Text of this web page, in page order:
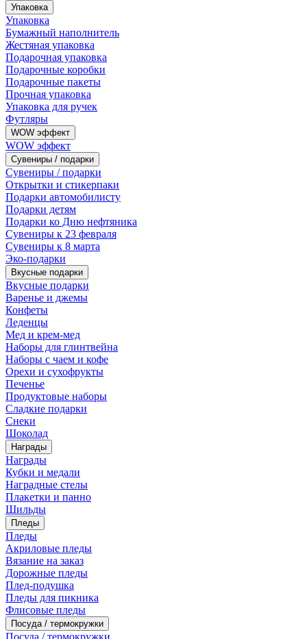
Упаковка
Упаковка
Бумажный наполнитель
Жестяная упаковка
Подарочная упаковка
Подарочные коробки
Подарочные пакеты
Прочная упаковка
Упаковка для ручек
Футляры
WOW эффект
WOW эффект
Сувениры / подарки
Сувениры / подарки
Открытки и стикерпаки
Подарки автомобилисту
Подарки детям
Подарки ко Дню нефтяника
Сувениры к 23 февраля
Сувениры к 8 марта
Эко-подарки
Вкусные подарки
Вкусные подарки
Варенье и джемы
Конфеты
Леденцы
Мед и крем-мед
Наборы для глинтвейна
Наборы с чаем и кофе
Орехи и сухофрукты
Печенье
Продуктовые наборы
Сладкие подарки
Снеки
Шоколад
Награды
Награды
Кубки и медали
Наградные стелы
Плакетки и панно
Шильды
Пледы
Пледы
Акриловые пледы
Вязание на заказ
Дорожные пледы
Плед-подушка
Пледы для пикника
Флисовые пледы
Посуда / термокружки
Посуда / термокружки